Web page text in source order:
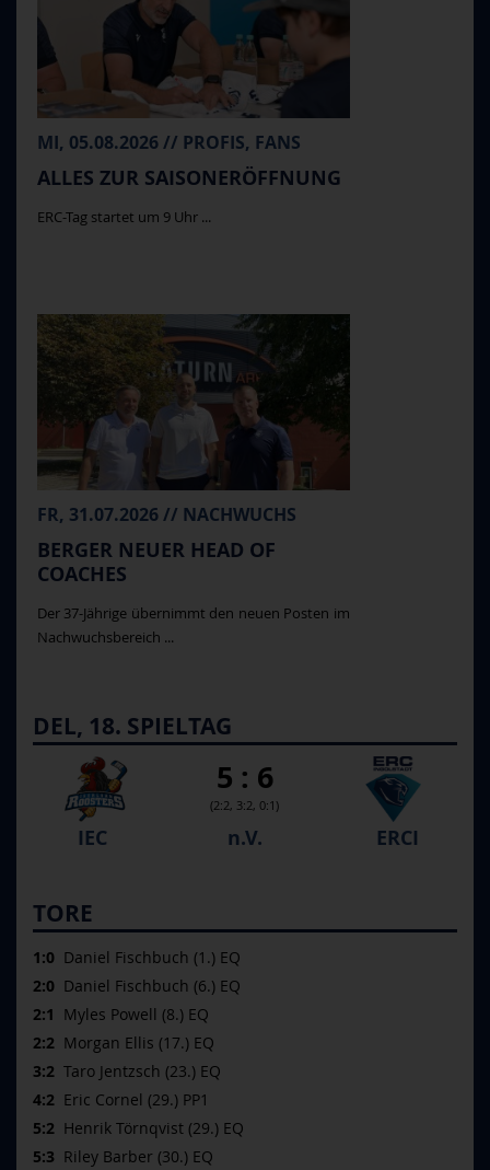
MI, 05.08.2026 // PROFIS, FANS
ALLES ZUR SAISONERÖFFNUNG
ERC-Tag startet um 9 Uhr ...
FR, 31.07.2026 // NACHWUCHS
BERGER NEUER HEAD OF
COACHES
Der 37-Jährige übernimmt den neuen Posten im
Nachwuchsbereich ...
DEL, 18. SPIELTAG
5 : 6
(2:2, 3:2, 0:1)
IEC n.V. ERCI
TORE
1:0 Daniel Fischbuch (1.) EQ
2:0 Daniel Fischbuch (6.) EQ
2:1 Myles Powell (8.) EQ
2:2 Morgan Ellis (17.) EQ
3:2 Taro Jentzsch (23.) EQ
4:2 Eric Cornel (29.) PP1
5:2 Henrik Törnqvist (29.) EQ
5:3 Riley Barber (30.) EQ